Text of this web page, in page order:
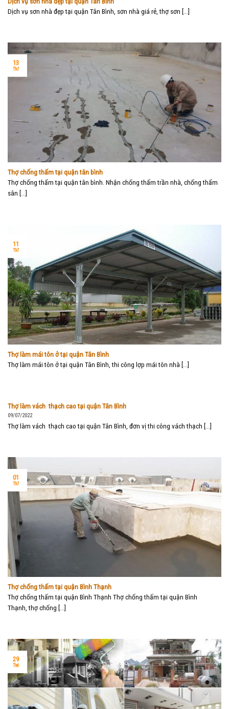
Dịch vụ sơn nhà đẹp tại quận Tân Bình, sơn nhà giá rẻ, thợ sơn [...]
Thợ chống thấm tại quận tân bình
Thợ chống thấm tại quận tân bình. Nhận chống thấm trần nhà, chống thấm
sân [...]
13
Th7
Thợ làm mái tôn ở tại quận Tân Bình
Thợ làm mái tôn ở tại quận Tân Bình, thi công lợp mái tôn nhà [...]
11
Th7
Thợ làm vách thạch cao tại quận Tân Bình
09/07/2022
Thợ làm vách thạch cao tại quận Tân Bình, đơn vị thi công vách thạch [...]
Thợ chống thấm tại quận Bình Thạnh
Thợ chống thấm tại quận Bình Thạnh Thợ chống thấm tại quận Bình
Thạnh, thợ chống [...]
01
Th7
29
Th6